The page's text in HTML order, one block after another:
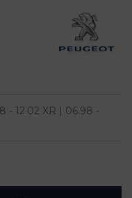
- 12.02 XR | 06.98 -